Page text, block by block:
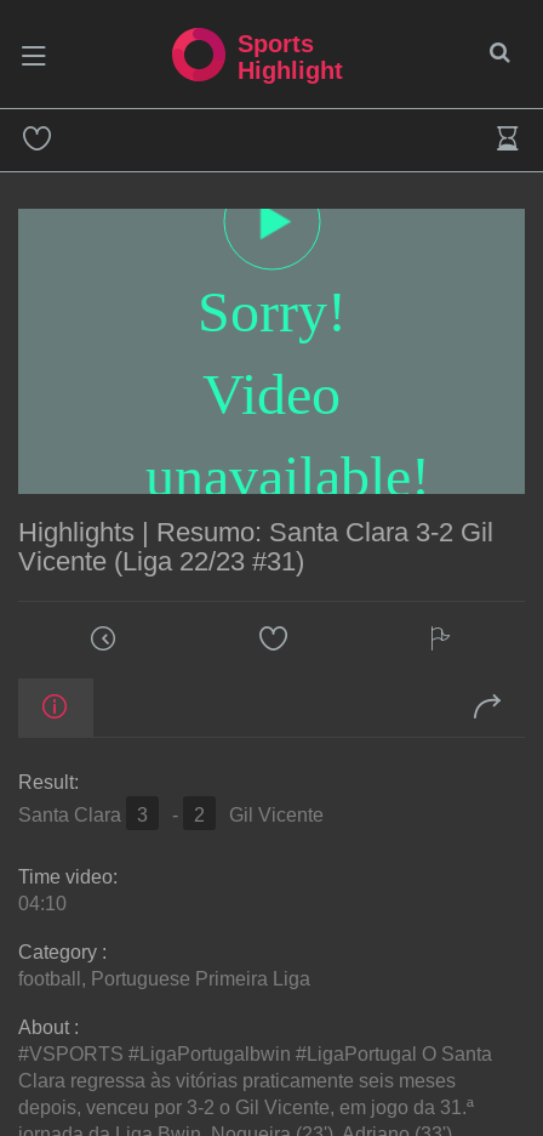
Sports
Highlight
Sorry!
Video
unavailable!
Highlights | Resumo: Santa Clara 3-2 Gil
Vicente (Liga 22/23 #31)
Result:
Santa Clara
3 - 2 Gil Vicente
Time video:
04:10
Category :
football , Portuguese Primeira Liga
About :
#VSPORTS #LigaPortugalbwin #LigaPortugal O Santa
Clara regressa às vitórias praticamente seis meses
depois, venceu por 3-2 o Gil Vicente, em jogo da 31.ª